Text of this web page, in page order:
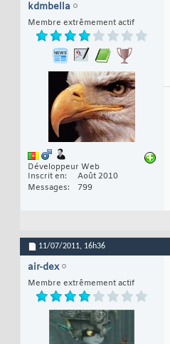
kdmbella
Membre extrêmement actif
Développeur Web
Inscrit en
Août 2010
Messages
799
11/07/2011, 16h36
air-dex
Membre extrêmement actif